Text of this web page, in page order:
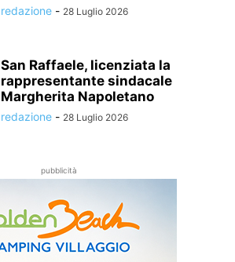
redazione - 28 Luglio 2026
San Raffaele, licenziata la
rappresentante sindacale
Margherita Napoletano
redazione - 28 Luglio 2026
pubblicità